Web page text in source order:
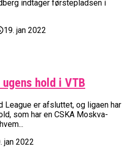
Med Smalt Nederlag
Stort I Debut I Youth
Champions League-
Champions League
Tobias Jensen Skal Møde
Portland Trail Blazers I NBA-
Overtidsdrama Mod
OL 2024: Se
Og Sæt Krydser I Din
Medie: Lebron James Vil Stå I
For USA Ved OL 2024
I Dansk Basket Boomer:
For 12. År I Træk
indtager førstepladsen i
19. jan 2022
hold i VTB
League er afsluttet, og ligaen har
som har en CSKA Moskva-
jan 2022